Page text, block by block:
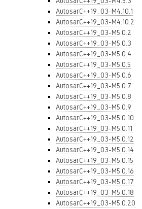
AutosarC++19_03-M4.10.1
AutosarC++19_03-M4.10.2
AutosarC++19_03-M5.0.2
AutosarC++19_03-M5.0.3
AutosarC++19_03-M5.0.4
AutosarC++19_03-M5.0.5
AutosarC++19_03-M5.0.6
AutosarC++19_03-M5.0.7
AutosarC++19_03-M5.0.8
AutosarC++19_03-M5.0.9
AutosarC++19_03-M5.0.10
AutosarC++19_03-M5.0.11
AutosarC++19_03-M5.0.12
AutosarC++19_03-M5.0.14
AutosarC++19_03-M5.0.15
AutosarC++19_03-M5.0.16
AutosarC++19_03-M5.0.17
AutosarC++19_03-M5.0.18
AutosarC++19_03-M5.0.20